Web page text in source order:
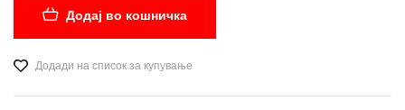
Додај во кошничка
Додади на список за купување